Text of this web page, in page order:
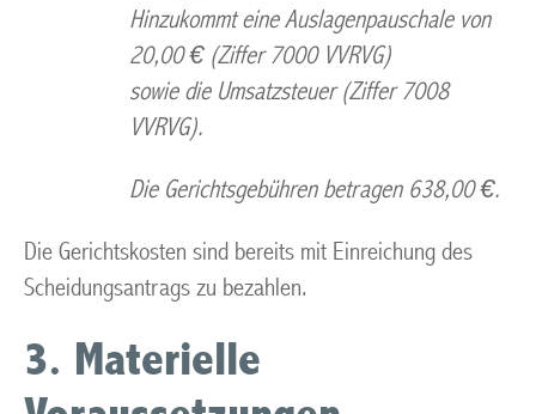
Hinzukommt eine Auslagenpauschale von
20,00 € (Ziffer 7000 VVRVG)
sowie die Umsatzsteuer (Ziffer 7008
VVRVG).
Die Gerichtsgebühren betragen 638,00 €.
Die Gerichtskosten sind bereits mit Einreichung des
Scheidungsantrags zu bezahlen.
3. Materielle